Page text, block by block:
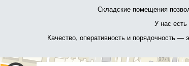
Складские помещения
У нас
Качество, оперативность и порядочность